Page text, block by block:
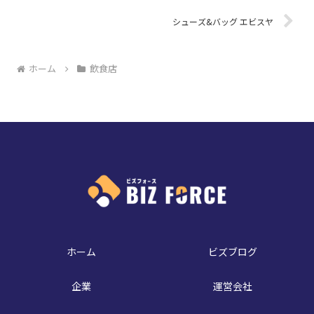
シューズ&バッグ エビスヤ
ホーム 飲食店
ホーム ビズブログ
企業 運営会社